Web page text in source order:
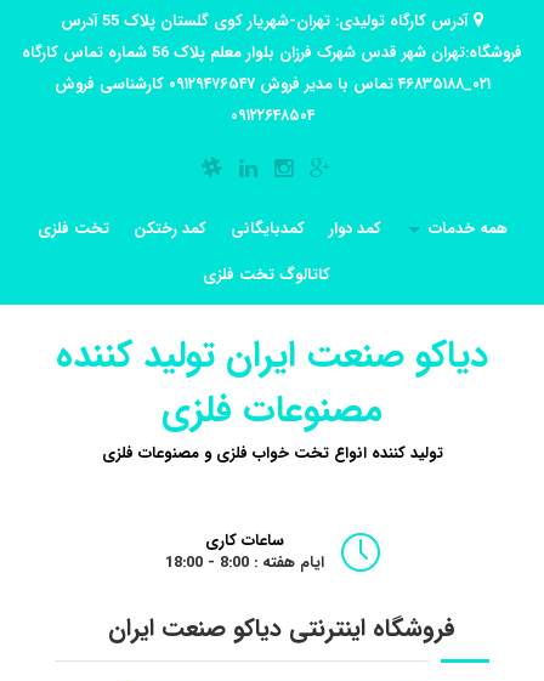
آدرس کارگاه تولیدی: تهران-شهریار کوی گلستان پلاک 55 آدرس
فروشگاه:تهران شهر قدس شهرک فرزان بلوار معلم پلاک 56 شماره تماس کارگاه
۰۲۱_۴۶۸۳۵۱۸۸ تماس با مدیر فروش ۰۹۱۲۹۴۷۶۵۴۷ کارشناسی فروش
۰۹۱۲۲۶۴۸۵۰۴
همه خدمات کمد دوار کمدبایگانی کمد رختکن
تخت فلزی
کاتالوگ تخت فلزی
دیاکو صنعت ایران تولید کننده
مصنوعات فلزی
تولید کننده انواع تخت خواب فلزی و مصنوعات فلزی
ساعات کاری
ایام هفته : 8:00 - 18:00
فروشگاه اینترنتی دیاکو صنعت ایران